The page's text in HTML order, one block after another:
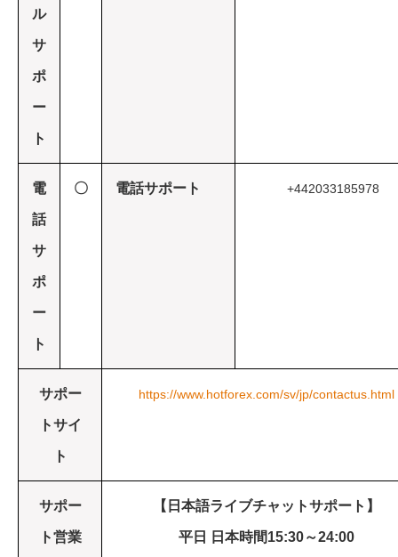
ル
サ
ポ
ー
ト
電
話
サ
ポ
ー
ト
〇 電話サポート +442033185978
サポー
トサイ
ト
https://www.hotforex.com/sv/jp/contactus.html
サポー
ト営業
【日本語ライブチャットサポート】
平日 日本時間15:30～24:00